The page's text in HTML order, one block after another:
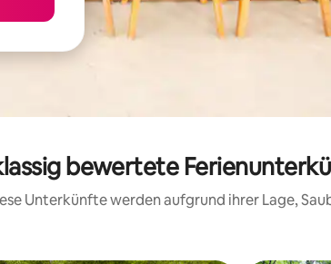
bewertete
Unterkünfte werden aufgrund ihrer Lage,